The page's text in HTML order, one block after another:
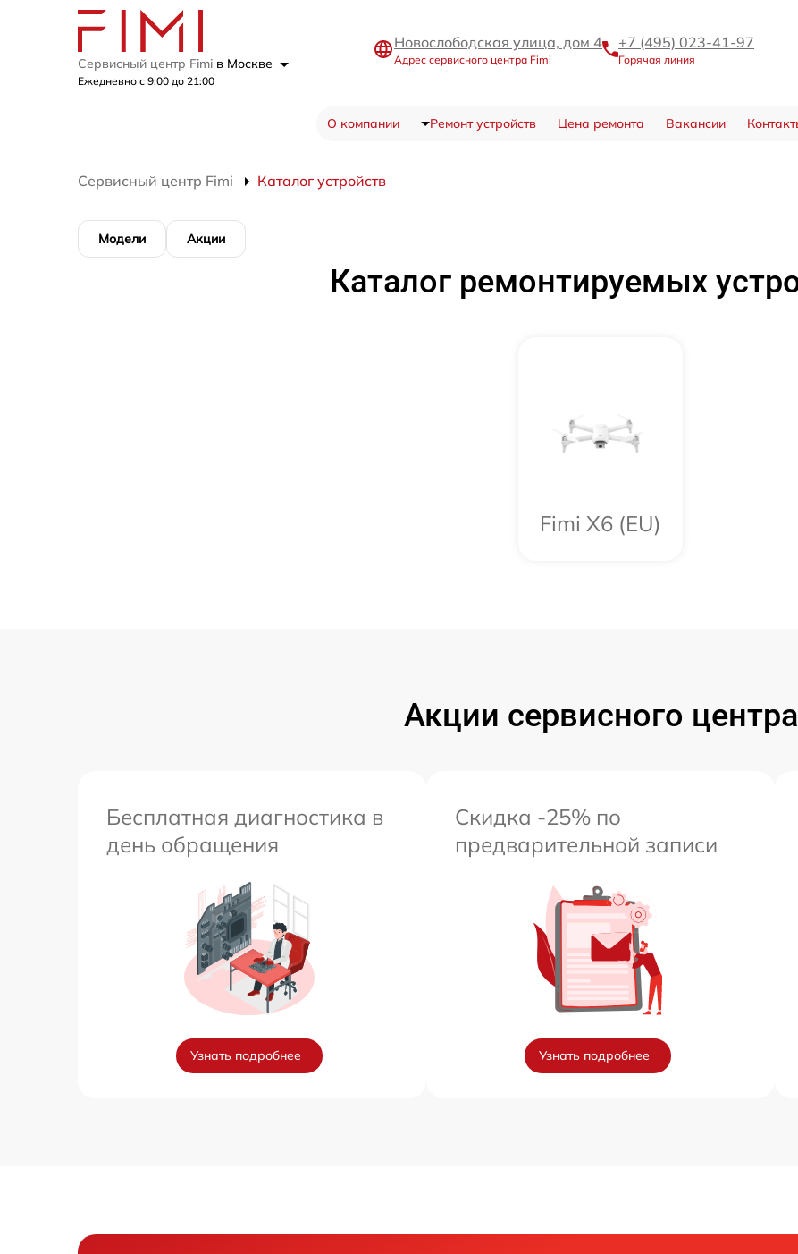
Сервисный центр Fimi в Москве
Ежедневно с 9:00 до 21:00
Новослободская улица, дом 4
Адрес сервисного центра Fimi
+7 (495) 023-41-97
Горячая линия
О компании Ремонт устройств Цена ремонта Вакансии
Сервисный центр Fimi Каталог устройств
Модели Акции
Каталог ремонтируемых
Fimi X6 (EU)
Акции сервисного центра
Бесплатная диагностика в
день обращения
Узнать подробнее
Скидка -25% по
предварительной записи
Узнать подробнее